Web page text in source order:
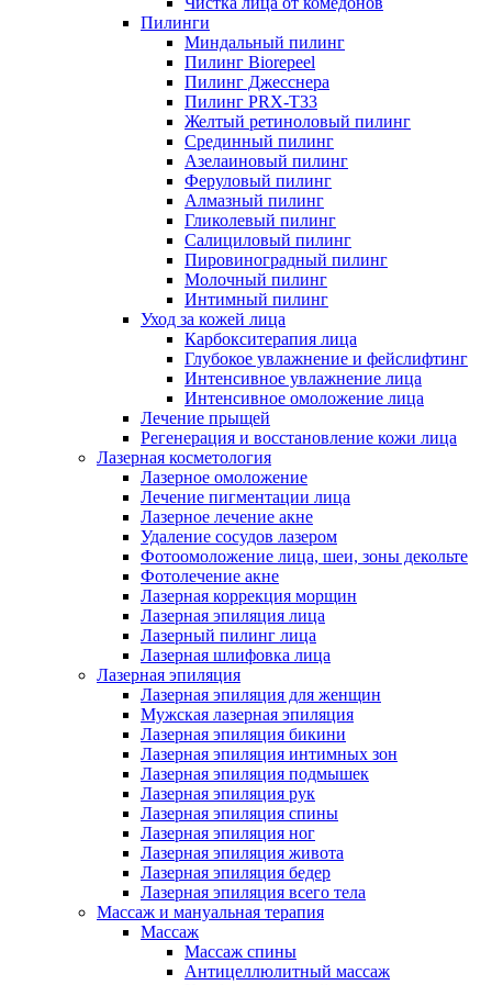
Пилинги
Миндальный пилинг
Пилинг Biorepeel
Пилинг Джесснера
Пилинг PRX-T33
Желтый ретиноловый пилинг
Срединный пилинг
Азелаиновый пилинг
Феруловый пилинг
Алмазный пилинг
Гликолевый пилинг
Салициловый пилинг
Пировиноградный пилинг
Молочный пилинг
Интимный пилинг
Уход за кожей лица
Карбокситерапия лица
Глубокое увлажнение и фейслифтинг
Интенсивное увлажнение лица
Интенсивное омоложение лица
Лечение прыщей
Регенерация и восстановление кожи лица
Лазерная косметология
Лазерное омоложение
Лечение пигментации лица
Лазерное лечение акне
Удаление сосудов лазером
Фотоомоложение лица, шеи, зоны декольте
Фотолечение акне
Лазерная коррекция морщин
Лазерная эпиляция лица
Лазерный пилинг лица
Лазерная шлифовка лица
Лазерная эпиляция
Лазерная эпиляция для женщин
Мужская лазерная эпиляция
Лазерная эпиляция бикини
Лазерная эпиляция интимных зон
Лазерная эпиляция подмышек
Лазерная эпиляция рук
Лазерная эпиляция спины
Лазерная эпиляция ног
Лазерная эпиляция живота
Лазерная эпиляция бедер
Лазерная эпиляция всего тела
Массаж и мануальная терапия
Массаж
Массаж спины
Антицеллюлитный массаж